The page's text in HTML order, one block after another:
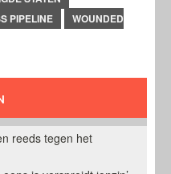
PIPELINE
WOUNDED
reeds tegen het